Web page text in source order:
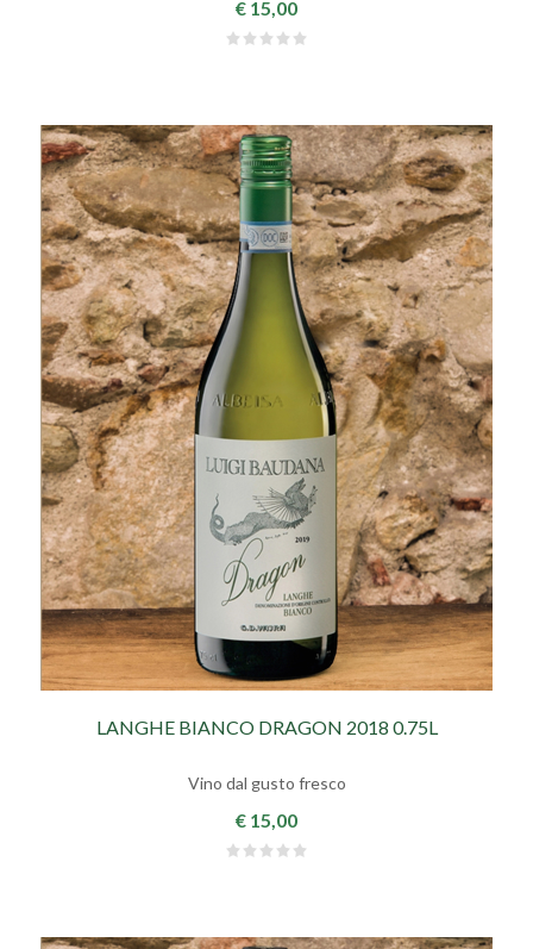
€ 15,00
LANGHE BIANCO DRAGON 2018 0.75L
Vino dal gusto fresco
€ 15,00